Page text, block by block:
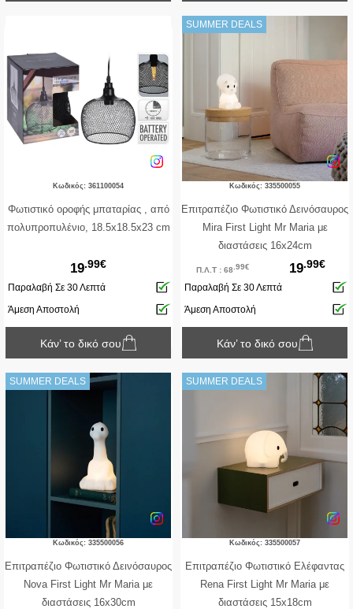
Κωδικός: 361100054
Φωτιστικό οροφής μπαταρίας , από
πολυπροπυλένιο, 18.5x18.5x23 cm
19.99€
Παραλαβή Σε 30 Λεπτά
Άμεση Αποστολή
Κάν’ το δικό σου
SUMMER DEALS
Κωδικός: 335500055
Επιτραπέζιο Φωτιστικό Δεινόσαυρος
Mira First Light Mr Maria με
διαστάσεις 16x24cm
Π.Λ.Τ : 68.99€ 19.99€
Παραλαβή Σε 30 Λεπτά
Άμεση Αποστολή
Κάν’ το δικό σου
SUMMER DEALS
Κωδικός: 335500056
Επιτραπέζιο Φωτιστικό Δεινόσαυρος
Nova First Light Mr Maria με
διαστάσεις 16x30cm
SUMMER DEALS
Κωδικός: 335500057
Επιτραπέζιο Φωτιστικό Ελέφαντας
Rena First Light Mr Maria με
διαστάσεις 15x18cm